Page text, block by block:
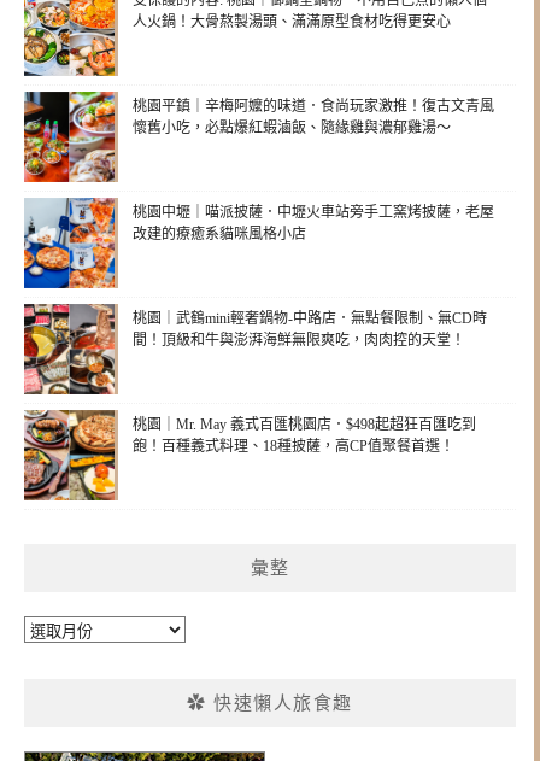
人火鍋！大骨熬製湯頭、滿滿原型食材吃得更安心
桃園平鎮｜辛梅阿嬤的味道．食尚玩家激推！復古文青風
懷舊小吃，必點爆紅蝦滷飯、隨緣雞與濃郁雞湯～
桃園中壢｜喵派披薩．中壢火車站旁手工窯烤披薩，老屋
改建的療癒系貓咪風格小店
桃園｜武鶴mini輕奢鍋物-中路店．無點餐限制、無CD時
間！頂級和牛與澎湃海鮮無限爽吃，肉肉控的天堂！
桃園｜Mr. May 義式百匯桃園店．$498起超狂百匯吃到
飽！百種義式料理、18種披薩，高CP值聚餐首選！
彙整
彙
✿ 快速懶人旅食趣